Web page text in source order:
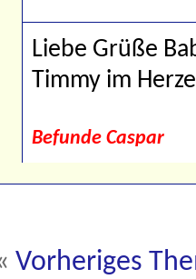
Liebe Grüße
Timmy im
Befunde Caspar
Vorheriges